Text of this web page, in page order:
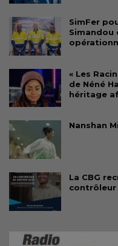
SimFer
Simandou
« Les
de Néné
héritage
Nanshan
La CBG
contrôleur